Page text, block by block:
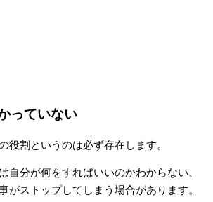
っていない
役割というのは必ず存在します。
自分が何をすればいいのかわからない、
がストップしてしまう場合があります。